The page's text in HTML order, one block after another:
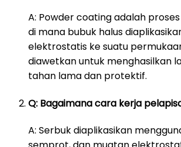
A: Powder coating adalah
di mana bubuk halus
elektrostatis ke suatu
diawetkan untuk menghasilkan
tahan lama dan protektif.
Q: Bagaimana cara kerja
A: Serbuk diaplikasikan